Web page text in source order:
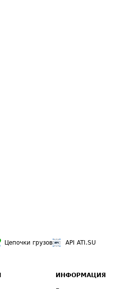
Цепочки грузов API ATI.SU
ИНФОРМАЦИЯ